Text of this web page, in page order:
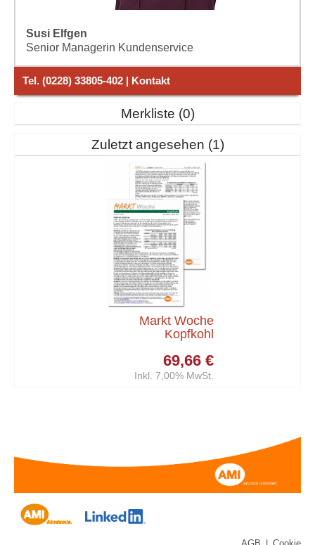
Susi Elfgen
Senior Managerin Kundenservice
Tel. (0228) 33805-402 | Kontakt
Merkliste 0
Zuletzt angesehen 1
Markt Woche
Kopfkohl
69,66 €
Inkl. 7,00% MwSt.